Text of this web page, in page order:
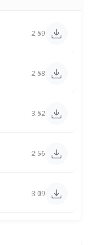
2:59
2:58
3:52
2:56
3:09